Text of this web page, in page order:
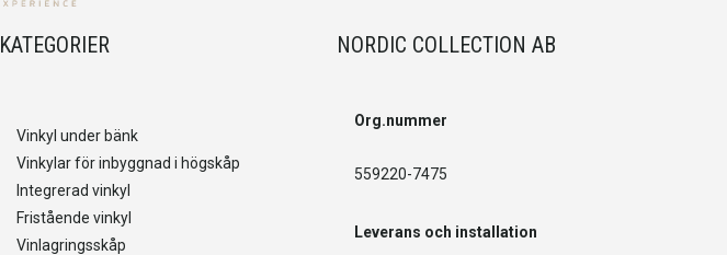
KATEGORIER
Vinkyl under bänk
Vinkylar för inbyggnad i högskåp
Integrerad vinkyl
Fristående vinkyl
Vinlagringsskåp
NORDIC COLLECTION AB
Org.nummer
559220-7475
Leverans och installation